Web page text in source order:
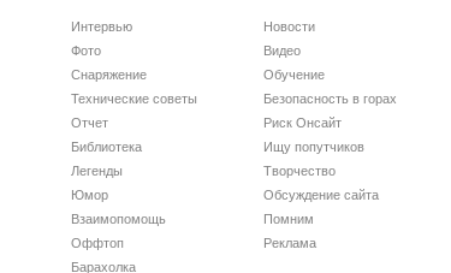
Интервью
Новости
Фото
Видео
Снаряжение
Обучение
Технические советы
Безопасность в горах
Отчет
Риск Онсайт
Библиотека
Ищу попутчиков
Легенды
Творчество
Юмор
Обсуждение сайта
Взаимопомощь
Помним
Оффтоп
Реклама
Барахолка